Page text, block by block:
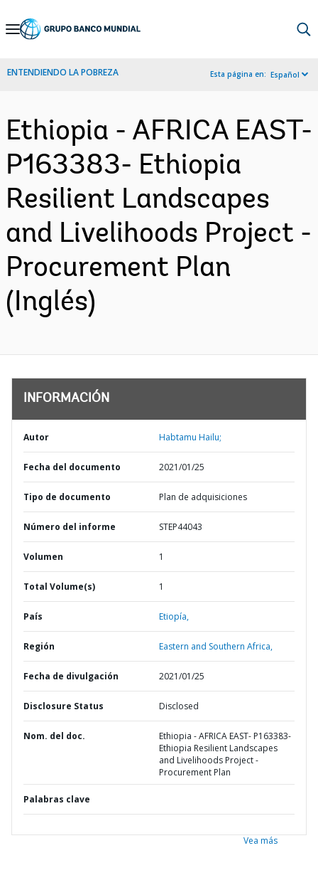
Skip
Navigation
ENTENDIENDO LA POBREZA Esta página en: Español
Ethiopia - AFRICA EAST-
P163383- Ethiopia
Resilient Landscapes
and Livelihoods Project -
Procurement Plan
(Inglés)
INFORMACIÓN
Autor Habtamu Hailu;
Fecha del documento 2021/01/25
Tipo de documento Plan de adquisiciones
Número del informe STEP44043
Volumen 1
Total Volume(s) 1
País Etiopía,
Región Eastern and Southern Africa,
Fecha de divulgación 2021/01/25
Disclosure Status Disclosed
Nom. del doc.
Ethiopia - AFRICA EAST- P163383-
Ethiopia Resilient Landscapes
and Livelihoods Project -
Procurement Plan
Palabras clave
Vea más